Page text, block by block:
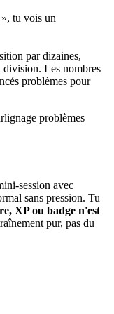
tu vois un
par dizaines,
division. Les nombres
problèmes pour
problèmes
session avec
sans pression. Tu
XP ou badge n'est
pur, pas du